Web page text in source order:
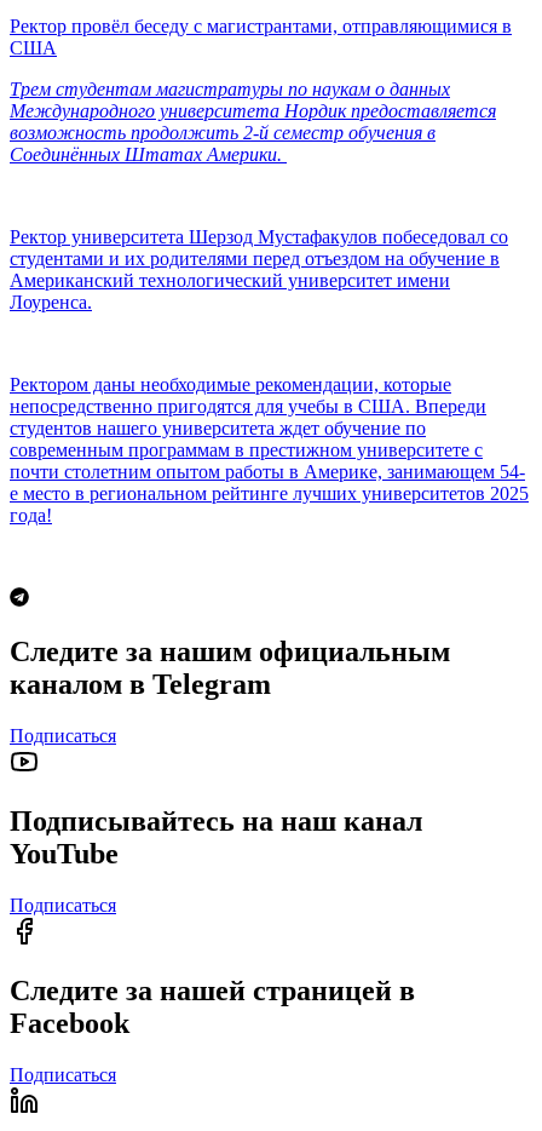
Ректор провёл беседу с магистрантами, отправляющимися в
США
Трем студентам магистратуры по наукам о данных
Международного университета Нордик предоставляется
возможность продолжить 2-й семестр обучения в
Соединённых Штатах Америки.
Ректор университета Шерзод Мустафакулов побеседовал со
студентами и их родителями перед отъездом на обучение в
Американский технологический университет имени
Лоуренса.
Ректором даны необходимые рекомендации, которые
непосредственно пригодятся для учебы в США. Впереди
студентов нашего университета ждет обучение по
современным программам в престижном университете с
почти столетним опытом работы в Америке, занимающем 54-
е место в региональном рейтинге лучших университетов 2025
года!
Следите за нашим официальным
каналом в Telegram
Подписаться
Подписывайтесь на наш канал
YouTube
Подписаться
Следите за нашей страницей в
Facebook
Подписаться